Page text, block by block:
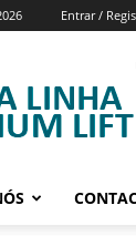
Entrar /